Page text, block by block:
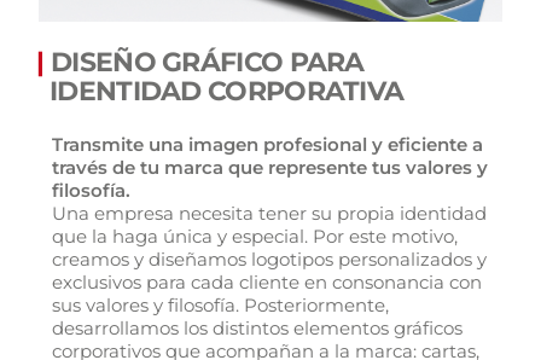
| DISEÑO GRÁFICO PARA
IDENTIDAD CORPORATIVA
Transmite una imagen profesional y eficiente a
través de tu marca que represente tus valores y
filosofía.
Una empresa necesita tener su propia identidad
que la haga única y especial. Por este motivo,
creamos y diseñamos logotipos personalizados y
exclusivos para cada cliente en consonancia con
sus valores y filosofía. Posteriormente,
desarrollamos los distintos elementos gráficos
corporativos que acompañan a la marca: cartas,